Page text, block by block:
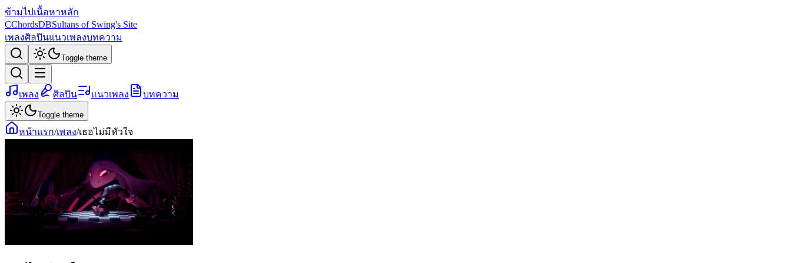
ข้ามไปเนื้อหาหลัก
CChordsDBSultans of Swing's Site
เพลงศิลปินแนวเพลงบทความ
Toggle theme
เพลง ศิลปิน แนวเพลง บทความ
Toggle theme
หน้าแรก/เพลง/เธอไม่มีหัวใจ